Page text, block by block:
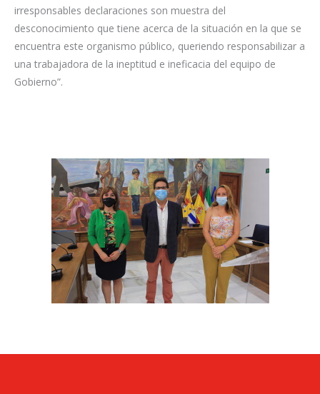
irresponsables declaraciones son muestra del
desconocimiento que tiene acerca de la situación en la que se
encuentra este organismo público, queriendo responsabilizar a
una trabajadora de la ineptitud e ineficacia del equipo de
Gobierno”.